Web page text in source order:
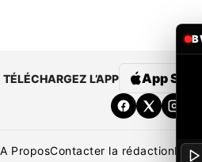
TÉLÉCHARGEZ L’APP App Store
A ProposContacter la rédaction